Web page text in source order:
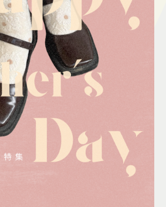
アクセス＆駐車場
スタッフ募集
プライバシーポリシー
US